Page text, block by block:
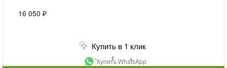
16 050 ₽
Купить в 1 клик
Купить WhatsApp
- +